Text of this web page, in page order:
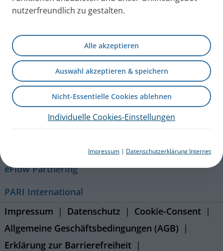
nutzerfreundlich zu gestalten.
Alle akzeptieren
Auswahl akzeptieren & speichern
Nicht-Essentielle Cookies ablehnen
Individuelle Cookies-Einstellungen
Impressum | Datenschutzerklärung Internet
+49 (0) 8151 279 279
Kontakt
Blog
eFlow Partnering
PARI International
Impressum
Datenschutz
Cookie-Consent
Allgemeine Geschäftsbedingungen (AGB)
Erklärung zur Barrierefreiheit